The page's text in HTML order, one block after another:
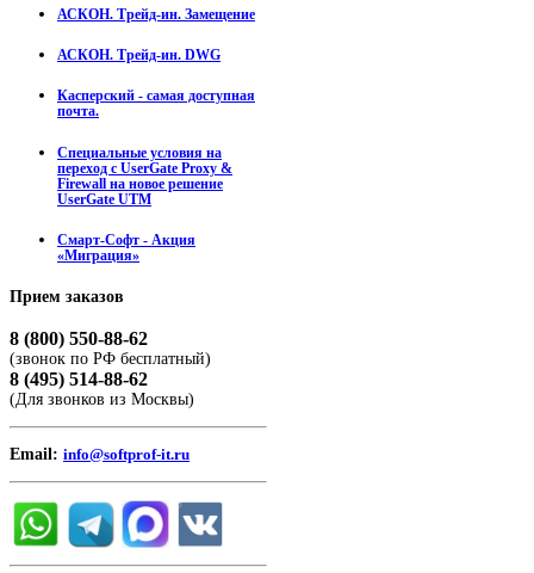
АСКОН. Трейд-ин. Замещение
АСКОН. Трейд-ин. DWG
Касперский - самая доступная
почта.
Специальные условия на
переход с UserGate Proxy &
Firewall на новое решение
UserGate UTM
Смарт-Софт - Акция
«Миграция»
Прием заказов
8 (800) 550-88-62
(звонок по РФ бесплатный)
8 (495) 514-88-62
(Для звонков из Москвы)
Email: info@softprof-it.ru